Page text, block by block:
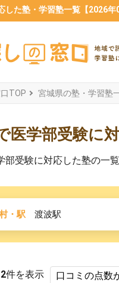
た塾・学習塾一覧【2026年
TOP 宮城県の塾・学習塾
医学部受験に
部受験に対応した塾の一
・駅 渡波駅
件を表示